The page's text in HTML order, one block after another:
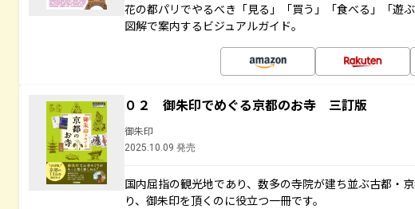
花の都パリでやるべき「見る」「買う」「食べる」「遊
図解で案内するビジュアルガイド。
０２ 御朱印でめぐる京都のお寺 三訂版
御朱印
2025.10.09 発売
国内屈指の観光地であり、数多の寺院が建ち並ぶ古都・
り、御朱印を頂くのに役立つ一冊です。